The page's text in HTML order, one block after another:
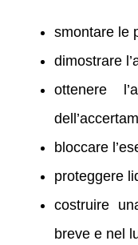
smontare le
dimostrare
ottenere
bloccare
proteggere
costruire
breve e nel